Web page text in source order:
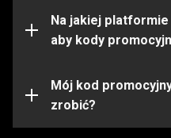
Na jakiej
aby kody
kodu upewnij się, że
Warframe na właściwej
Mój kod
zrobić?
wykorzystany. Aby
skontaktować się z